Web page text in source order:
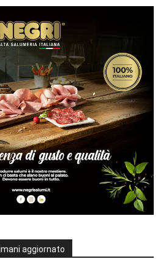
aggiornato